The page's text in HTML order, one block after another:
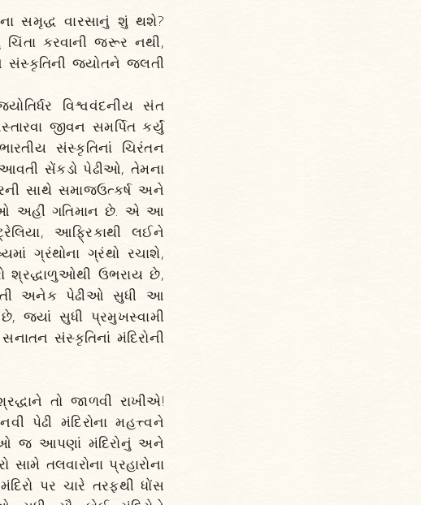
સમૃદ્ધ વારસાનું શું થશે?
કરવાની જરૂર નથી,
જ્યોતને જલતી
વિશ્વવંદનીય સંત
જીવન સમર્પિત કર્યું
સંસ્કૃતિનાં ચિરંતન
સેંકડો પેઢીઓ, તેમના
સાથે સમાજઉત્કર્ષ અને
અહીં ગતિમાન છે. એ આ
આફ્રિકાથી લઈને
ગ્રંથોના ગ્રંથો રચાશે,
શ્રદ્ધાળુઓથી ઉભરાય છે,
અનેક પેઢીઓ સુધી આ
જ્યાં સુધી પ્રમુખસ્વામી
સંસ્કૃતિનાં મંદિરોની
તો જાળવી રાખીએ!
મંદિરોના મહત્ત્વને
જ આપણાં મંદિરોનું અને
તલવારોના પ્રહારોના
પર ચારે તરફથી ધોંસ